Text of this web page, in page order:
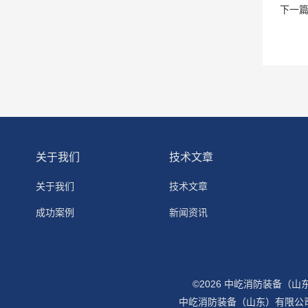
下一
关于我们
关于我们
成功案例
技术文章
技术文章
新闻资讯
©2026 中屹消防装备（山
中屹消防装备（山东）有限